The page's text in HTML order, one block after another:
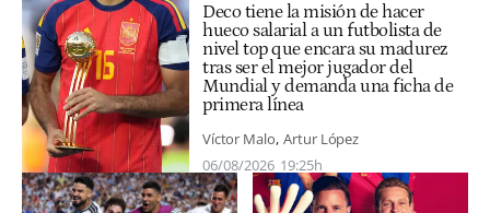
Deco tiene la misión de hacer
hueco salarial a un futbolista de
nivel top que encara su madurez
tras ser el mejor jugador del
Mundial y demanda una ficha de
primera línea
Víctor Malo Artur López
06/08/2026 19:25h